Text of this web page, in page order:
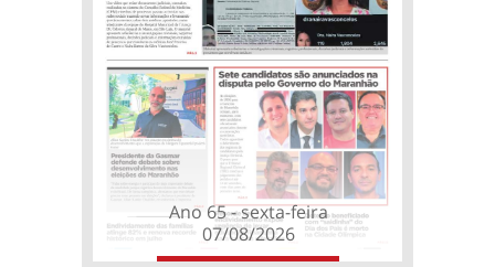
Ano 65 - sexta-feira
07/08/2026